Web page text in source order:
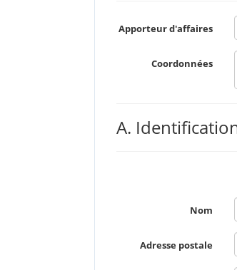
Apporteur d'affaires
Coordonnées
A.
Nom
Adresse postale